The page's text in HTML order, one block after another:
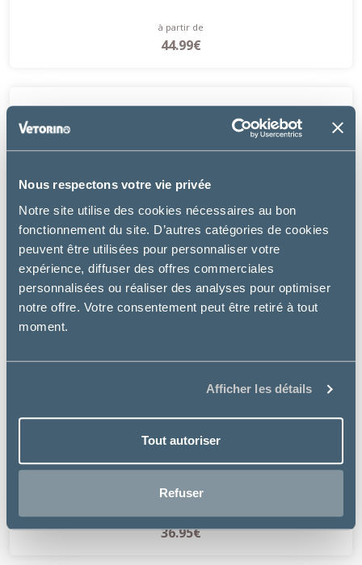
Nous respectons votre vie privée
Notre site utilise des cookies nécessaires au bon
fonctionnement du site. D’autres catégories de cookies
peuvent être utilisées pour personnaliser votre
expérience, diffuser des offres commerciales
personnalisées ou réaliser des analyses pour optimiser
notre offre. Votre consentement peut être retiré à tout
moment.
Afficher les détails
Tout autoriser
Refuser
à partir de
44.99€
Rosewood
à partir de
36.95€